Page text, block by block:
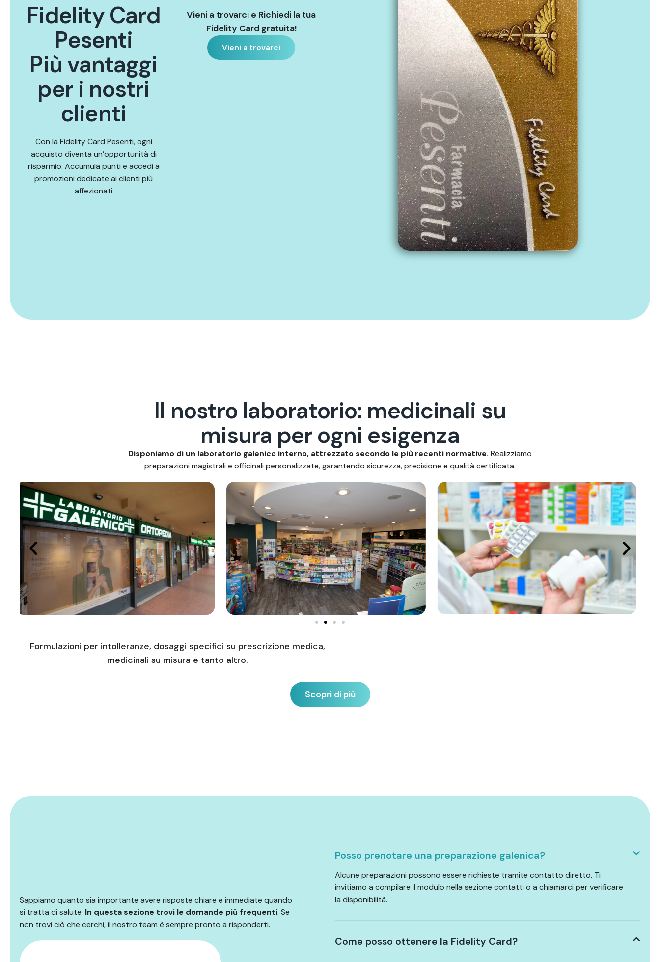
Fidelity Card
Pesenti
Più vantaggi
per i nostri
clienti
Con la Fidelity Card Pesenti, ogni
acquisto diventa un’opportunità di
risparmio. Accumula punti e accedi a
promozioni dedicate ai clienti più
affezionati
Vieni a trovarci e Richiedi la tua
Fidelity Card gratuita!
Vieni a trovarci
Il nostro laboratorio: medicinali su
misura per ogni esigenza
Disponiamo di un laboratorio galenico interno, attrezzato secondo le più recenti normative. Realizziamo
preparazioni magistrali e officinali personalizzate, garantendo sicurezza, precisione e qualità certificata.
Formulazioni per intolleranze, dosaggi specifici su prescrizione medica,
medicinali su misura e tanto altro.
Scopri di più
Sappiamo quanto sia importante avere risposte chiare e immediate quando
si tratta di salute. In questa sezione trovi le domande più frequenti. Se
non trovi ciò che cerchi, il nostro team è sempre pronto a risponderti.
Posso prenotare una preparazione galenica?
Alcune preparazioni possono essere richieste tramite contatto diretto. Ti
invitiamo a compilare il modulo nella sezione contatti o a chiamarci per verificare
la disponibilità.
Come posso ottenere la Fidelity Card?